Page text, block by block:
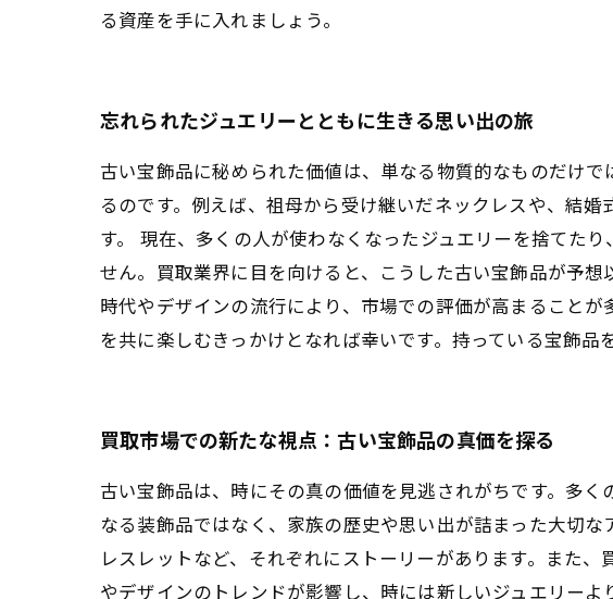
る資産を手に入れましょう。
忘れられたジュエリーとともに生きる思い出の旅
古い宝飾品に秘められた価値は、単なる物質的なものだけ
るのです。例えば、祖母から受け継いだネックレスや、結
す。 現在、多くの人が使わなくなったジュエリーを捨てた
せん。買取業界に目を向けると、こうした古い宝飾品が予
時代やデザインの流行により、市場での評価が高まること
を共に楽しむきっかけとなれば幸いです。持っている宝飾
買取市場での新たな視点：古い宝飾品の真価を探る
古い宝飾品は、時にその真の価値を見逃されがちです。多
なる装飾品ではなく、家族の歴史や思い出が詰まった大切
レスレットなど、それぞれにストーリーがあります。また
やデザインのトレンドが影響し、時には新しいジュエリー